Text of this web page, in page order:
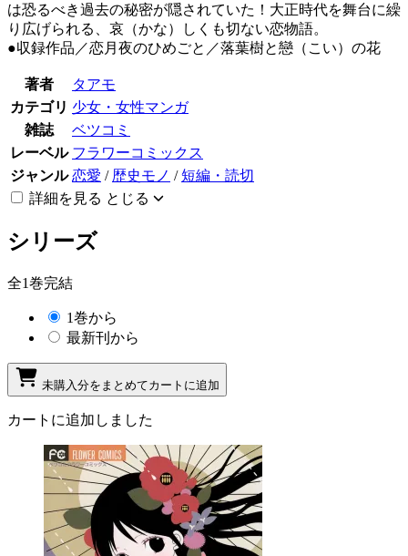
は恐るべき過去の秘密が隠されていた！大正時代を舞台に繰
り広げられる、哀（かな）しくも切ない恋物語。
●収録作品／恋月夜のひめごと／落葉樹と戀（こい）の花
著者
タアモ
カテゴリ 少女・女性マンガ
雑誌
ベツコミ
レーベル フラワーコミックス
ジャンル 恋愛 / 歴史モノ /短編・読切
詳細を見る とじる
シリーズ
全1巻完結
1巻から
最新刊から
未購入分をまとめてカートに追加
カートに追加しました